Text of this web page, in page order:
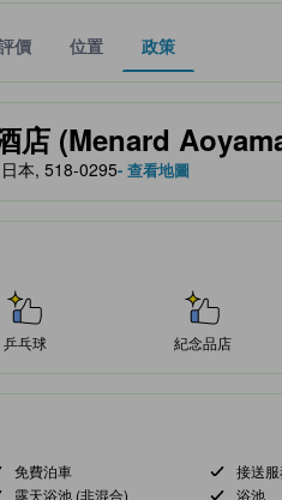
價 位置 政策
店 (Menard
對舒適度及設施服務等的預期。
本, 518-0295- 查看地圖
乒乓球 紀念品店
免費泊車 接送服
露天浴池 (非混合) 浴池